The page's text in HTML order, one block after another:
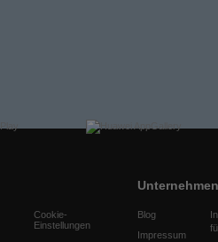
Cookie-
Einstellungen
Unternehmen
Blog
Impressum